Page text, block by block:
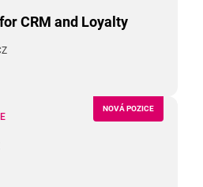
CRM and Loyalty
NOVÁ POZICE